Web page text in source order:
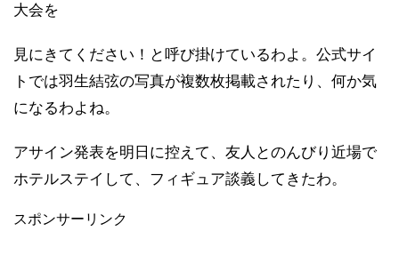
大会を
見にきてください！と呼び掛けているわよ。公式サイ
トでは羽生結弦の写真が複数枚掲載されたり、何か気
になるわよね。
アサイン発表を明日に控えて、友人とのんびり近場で
ホテルステイして、フィギュア談義してきたわ。
スポンサーリンク